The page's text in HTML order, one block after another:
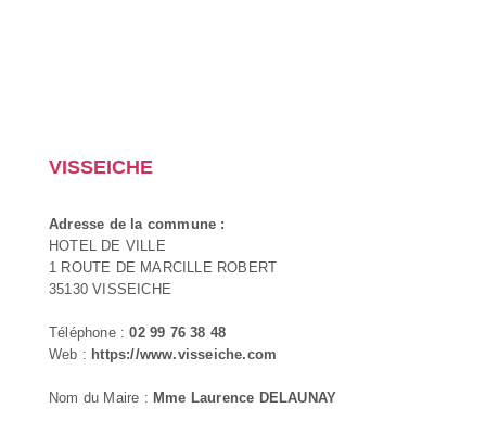
VISSEICHE
Adresse de la commune :
HOTEL DE VILLE
1 ROUTE DE MARCILLE ROBERT
35130 VISSEICHE
Téléphone :02 99 76 38 48
Web : https://www.visseiche.com
Nom du Maire : Mme Laurence DELAUNAY